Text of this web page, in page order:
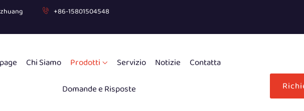
+86-15801504548
Chi Siamo Prodotti Servizio Notizie
Contatta
Domande e Risposte